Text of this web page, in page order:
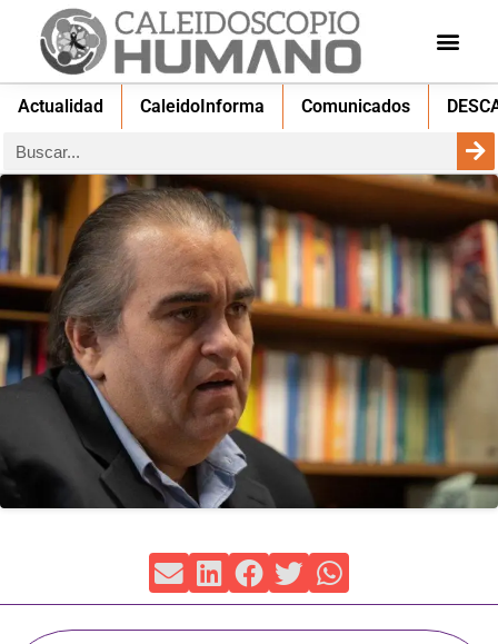
Actualidad CaleidoInforma Comunicados